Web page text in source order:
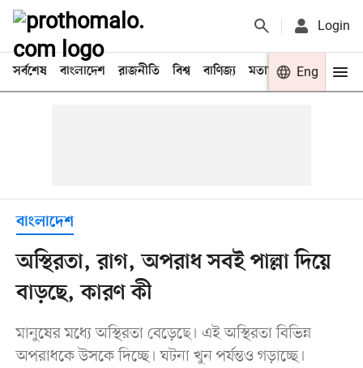
Login
সর্বশেষ বাংলাদেশ রাজনীতি বিশ্ব বাণিজ্য মতামত খেলা
Eng
বাংলাদেশ
অস্থিরতা, রাগ, অপরাধ সবই পাল্লা দিয়ে
বাড়ছে, কারণ কী
মানুষের মধ্যে অস্থিরতা বেড়েছে। এই অস্থিরতা বিভিন্ন
অপরাধকে উসকে দিচ্ছে। ঘটনা খুন পর্যন্তও গড়াচ্ছে।